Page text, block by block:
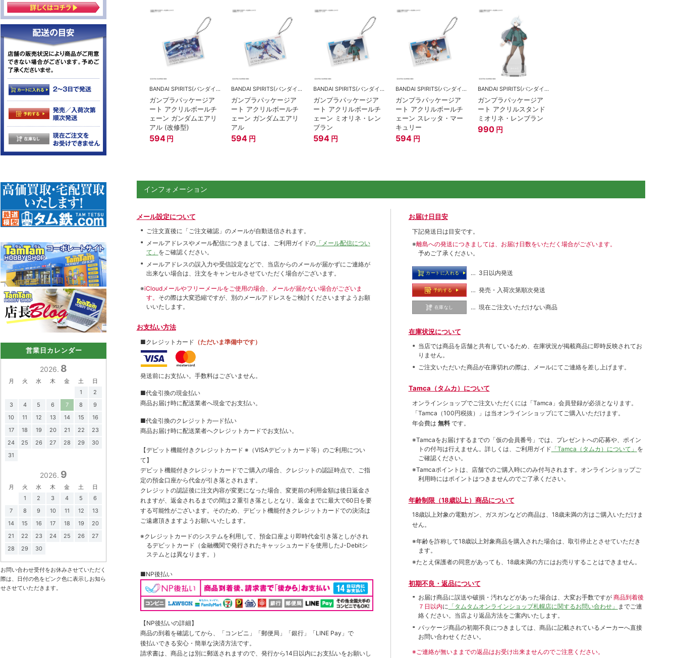
BANDAI SPIRITS(バンダイスピリッツ)
ガンプラパッケージア
ート アクリルボールチ
ェーン ガンダムエアリ
アル (改修型)
594 円
BANDAI SPIRITS(バンダイスピリッツ)
ガンプラパッケージア
ート アクリルボールチ
ェーン ガンダムエアリ
アル
594 円
BANDAI SPIRITS(バンダイスピリッツ)
ガンプラパッケージア
ート アクリルボールチ
ェーン ミオリネ・レン
ブラン
594 円
BANDAI SPIRITS(バンダイスピリッツ)
ガンプラパッケージア
ート アクリルボールチ
ェーン スレッタ・マー
キュリー
594 円
BANDAI SPIRITS(バンダイスピリッツ)
ガンプラパッケージア
ート アクリルスタンド
ミオリネ・レンブラン
990 円
インフォメーション
メール設定について
ご注文直後に「ご注文確認」のメールが自動送信されます。
メールアドレスやメール配信につきましては、ご利用ガイドの「メール配信につい
て」 をご確認ください。
メールアドレスの誤入力や受信設定などで、当店からのメールが届かずにご連絡が
出来ない場合は、注文をキャンセルさせていただく場合がございます。
※iCloudメールやフリーメールをご使用の場合、メールが届かない場合がございま
す。 その際は大変恐縮ですが、別のメールアドレスをご検討くださいますようお願
いいたします。
お支払い方法
■クレジットカード （ただいま準備中です）
発送前にお支払い。手数料はございません。
■代金引換の現金払い
商品お届け時に配送業者へ現金でお支払い。
■代金引換のクレジットカ―ド払い
商品お届け時に配送業者へクレジットカードでお支払い。
【デビット機能付きクレジットカード ※（VISAデビットカード等） のご利用につい
て】
デビット機能付きクレジットカードでご購入の場合、クレジットの認証時点で、ご指
定の預金口座から代金が引き落とされます。
クレジットの認証後に注文内容が変更になった場合、変更前の利用金額は後日返金さ
れますが、返金されるまでの間は２重引き落としとなり、返金までに最大で60日を要
する可能性がございます。そのため、デビット機能付きクレジットカードでの決済は
ご遠慮頂きますようお願いいたします。
※クレジットカードのシステムを利用して、預金口座より即時代金引き落としがされ
るデビットカード（金融機関で発行されたキャッシュカードを使用したJ-Debitシ
ステムとは異なります。）
■NP後払い
【NP後払いの詳細】
商品の到着を確認してから、「コンビニ」「郵便局」「銀行」「LINE Pay」で
後払いできる安心・簡単な決済方法です。
請求書は、商品とは別に郵送されますので、発行から14日以内にお支払いをお願いし
お届け日目安
下記発送日は目安です。
※離島への発送につきましては、お届け日数をいただく場合がございます。
予めご了承ください。
カートに入れる … 3日以内発送
予約する … 発売・入荷次第順次発送
在庫なし … 現在ご注文いただけない商品
在庫状況について
当店では商品を店舗と共有しているため、在庫状況が掲載商品に即時反映されてお
りません。
ご注文いただいた商品が在庫切れの際は、メールにてご連絡を差し上げます。
Tamca（タムカ）について
オンラインショップでご注⽂いただくには「Tamca」会員登録が必須となります。
「Tamca （100円税抜）
」は当オンラインショップにてご購⼊いただけます。
年会費は 無料 です。
※Tamcaをお届けするまでの「仮の会員番号」では、プレゼントへの応募や、ポイン
トの付与は⾏えません。詳しくは、ご利⽤ガイド 「Tamca（タムカ）について」 を
ご確認ください。
※Tamcaポイントは、店舗でのご購⼊時にのみ付与されます。オンラインショップご
利用時にはポイントはつきませんのでご了承ください。
年齢制限（18歳以上）商品について
18歳以上対象の電動ガン、ガスガンなどの商品は、18歳未満の方はご購入いただけま
せん。
※年齢を詐称して18歳以上対象商品を購入された場合は、取引停止とさせていただき
ます。
※たとえ保護者の同意があっても、18歳未満の方にはお売りすることはできません。
初期不良・返品について
お届け商品に誤送や破損・汚れなどがあった場合は、大変お手数ですが 商品到着後
７日以内に 「タムタムオンラインショップ札幌店に関するお問い合わせ」 までご連
絡ください。当店より返品方法をご案内いたします。
パッケージ商品の初期不良につきましては、商品に記載されているメーカーへ直接
お問い合わせください。
※ご連絡が無いままでの返品はお受け出来ませんのでご注意ください。
営業日カレンダー
2026. 8
月 火 水 木 金 土
日
1
2
3
4 5 6 7 8
9
10
11 12 13 14 15
16
17
18 19 20 21 22
23
24
25 26 27 28 29
30
31
2026. 9
月 火 水 木 金 土
日
1
2 3 4 5
6
7
8 9 10 11 12
13
14
15 16 17 18 19
20
21
22 23 24 25 26
27
28
29 30
お問い合わせ受付をお休みさせていただく
際は、日付の色をピンク色に表示しお知ら
せさせていただきます。